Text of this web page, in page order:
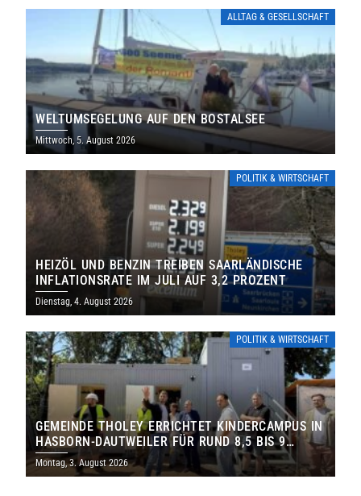
ALLTAG & GESELLSCHAFT
WELTUMSEGELUNG AUF DEN BOSTALSEE
Mittwoch, 5. August 2026
POLITIK & WIRTSCHAFT
HEIZÖL UND BENZIN TREIBEN SAARLÄNDISCHE
INFLATIONSRATE IM JULI AUF 3,2 PROZENT
Dienstag, 4. August 2026
POLITIK & WIRTSCHAFT
GEMEINDE THOLEY ERRICHTET KINDERCAMPUS IN
HASBORN-DAUTWEILER FÜR RUND 8,5 BIS 9
MILLIONEN EURO
Montag, 3. August 2026